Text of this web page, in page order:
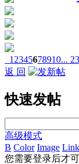
1 2345678910... 23
返 回
快速发帖
高级模式
B Color Image Link
您需要登录后才